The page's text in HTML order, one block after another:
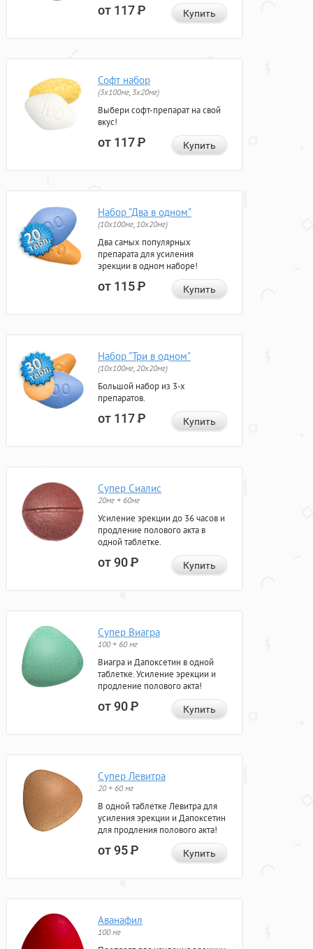
от 117Р Купить
Софт набор
(3x100мг, 3x20мг)
Выбери софт-препарат на свой
вкус!
от 117Р Купить
Набор "Два в одном"
(10x100мг, 10x20мг)
Два самых популярных
препарата для усиления
эрекции в одном наборе!
от 115Р Купить
Набор "Три в одном"
(10x100мг, 20x20мг)
Большой набор из 3-х
препаратов.
от 117Р Купить
Супер Сиалис
20мг + 60мг
Усиление эрекции до 36 часов и
продление полового акта в
одной таблетке.
от 90Р Купить
Супер Виагра
100 + 60 мг
Виагра и Дапоксетин в одной
таблетке. Усиление эрекции и
продление полового акта!
от 90Р Купить
Супер Левитра
20 + 60 мг
В одной таблетке Левитра для
усиления эрекции и Дапоксетин
для продления полового акта!
от 95Р Купить
Аванафил
100 мг